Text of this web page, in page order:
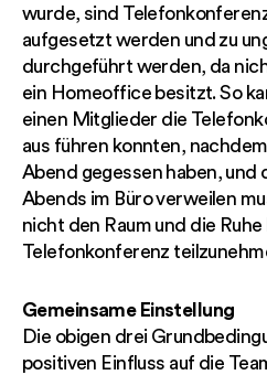
wurde, sind
aufgesetzt werden und zu
durchgeführt werden, da
ein Homeoffice besitzt. So
einen Mitglieder die
aus führen konnten,
Abend gegessen haben, und
Abends im Büro verweilen
nicht den Raum und die
Telefonkonferenz
Gemeinsame Einstellung
Die obigen drei
positiven Einfluss auf die